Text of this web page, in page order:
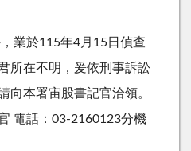
業於115年4月15日偵查
所在不明，爰依刑事訴訟
向本署宙股書記官洽領。
電話：03-2160123分機